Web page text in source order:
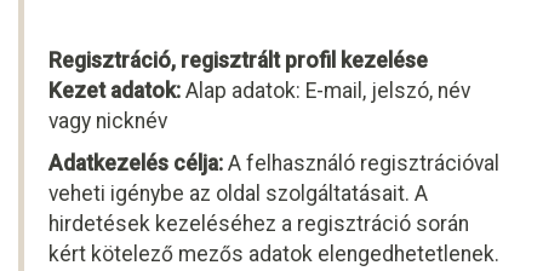
Regisztráció, regisztrált profil kezelése
Kezet adatok: Alap adatok: E-mail, jelszó, név
vagy nicknév
Adatkezelés célja: A felhasználó regisztrációval
veheti igénybe az oldal szolgáltatásait. A
hirdetések kezeléséhez a regisztráció során
kért kötelező mezős adatok elengedhetetlenek.